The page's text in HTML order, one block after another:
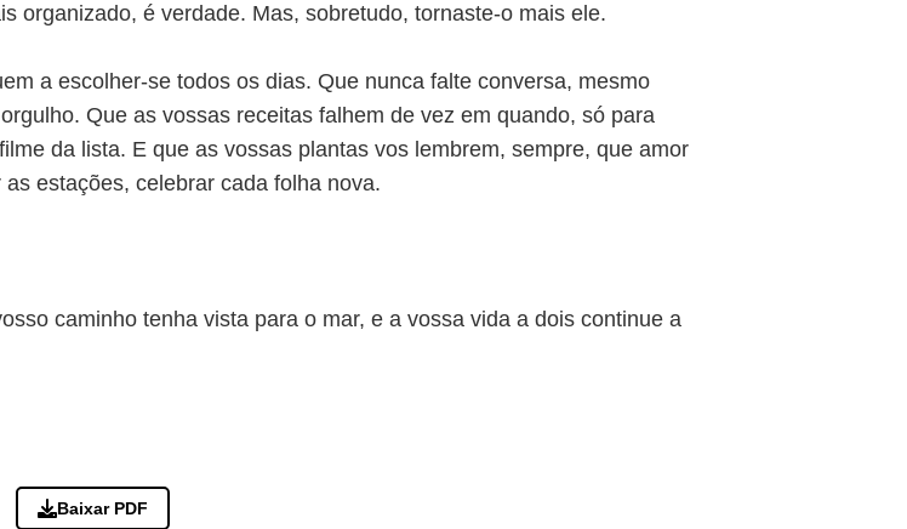
organizado, é verdade. Mas, sobretudo, tornaste-o mais ele.
a escolher-se todos os dias. Que nunca falte conversa, mesmo
Que as vossas receitas falhem de vez em quando, só para
da lista. E que as vossas plantas vos lembrem, sempre, que amor
estações, celebrar cada folha nova.
caminho tenha vista para o mar, e a vossa vida a dois continue a
Baixar PDF